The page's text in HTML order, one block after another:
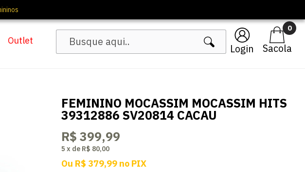
Login
0
Outlet
FEMININO MOCASSIM MOCASSIM HITS
39312886 SV20814 CACAU
R$ 399,99
5 x de R$ 80,00
Ou R$ 379,99 no PIX